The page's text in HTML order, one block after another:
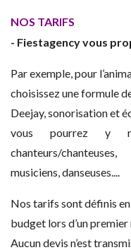
NOS TARIFS
- Fiestagency vous
Par exemple, pour
choisissez une formule
Deejay, sonorisation et
vous pourrez y
chanteurs/chanteuses,
musiciens, danseuses....
Nos tarifs sont définis
budget lors d’un
Aucun devis n’est